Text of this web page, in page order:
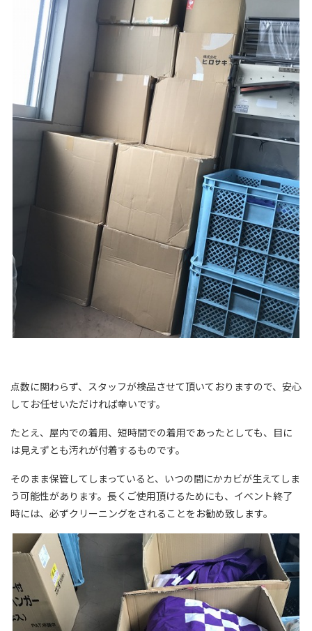
点数に関わらず、スタッフが検品させて頂いておりますので、安心
してお任せいただければ幸いです。
たとえ、屋内での着用、短時間での着用であったとしても、目に
は見えずとも汚れが付着するものです。
そのまま保管してしまっていると、いつの間にかカビが生えてしま
う可能性があります。長くご使用頂けるためにも、イベント終了
時には、必ずクリーニングをされることをお勧め致します。